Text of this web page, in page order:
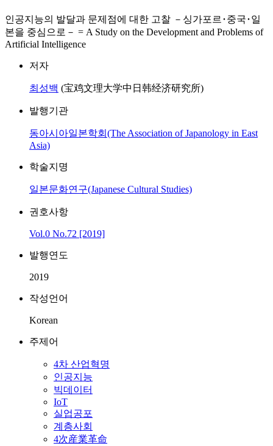
인공지능의 발달과 문제점에 대한 고찰 －싱가포르･중국･일
본을 중심으로－ = A Study on the Development and Problems of
Artificial Intelligence
저자
최성백 (宝鸡文理大学中日韩经济研究所)
발행기관
동아시아일본학회(The Association of Japanology in East
Asia)
학술지명
일본문화연구(Japanese Cultural Studies)
권호사항
Vol.0 No.72 [2019]
발행연도
2019
작성언어
Korean
주제어
4차 산업혁명
인공지능
빅데이터
IoT
실업공포
계층사회
4次産業革命